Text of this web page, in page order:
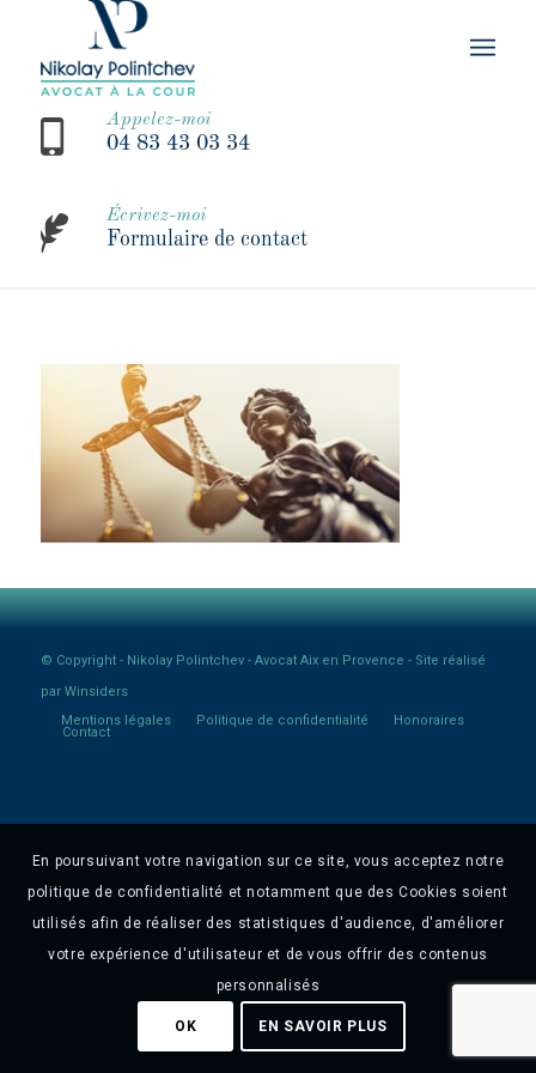
Appelez-moi
04 83 43 03 34
Écrivez-moi
Formulaire de contact
© Copyright - Nikolay Polintchev - Avocat Aix en Provence - Site réalisé
par Winsiders
Mentions légales
Politique de confidentialité Honoraires
Contact
En poursuivant votre navigation sur ce site, vous acceptez notre
politique de confidentialité et notamment que des Cookies soient
utilisés afin de réaliser des statistiques d'audience, d'améliorer
votre expérience d'utilisateur et de vous offrir des contenus
personnalisés
OK EN SAVOIR PLUS